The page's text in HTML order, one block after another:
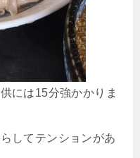
には15分強かかりま
してテンションがあ